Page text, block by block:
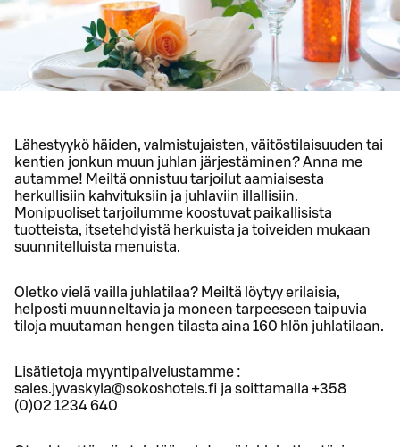
Lähestyykö häiden, valmistujaisten, väitöstilaisuuden tai
kentien jonkun muun juhlan järjestäminen? Anna me
autamme! Meiltä onnistuu tarjoilut aamiaisesta
herkullisiin kahvituksiin ja juhlaviin illallisiin.
Monipuoliset tarjoilumme koostuvat paikallisista
tuotteista, itsetehdyistä herkuista ja toiveiden mukaan
suunnitelluista menuista.
Oletko vielä vailla juhlatilaa? Meiltä löytyy erilaisia,
helposti muunneltavia ja moneen tarpeeseen taipuvia
tiloja muutaman hengen tilasta aina 160 hlön juhlatilaan.
Lisätietoja myyntipalvelustamme :
sales.jyvaskyla@sokoshotels.fi ja soittamalla +358
(0)02 1234 640